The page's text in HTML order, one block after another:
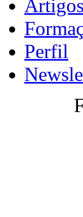
Artigos
Perfil